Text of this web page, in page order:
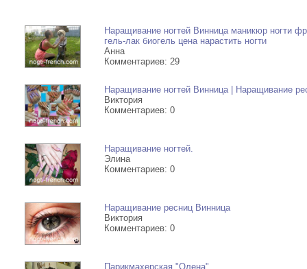
аппаратно-240 грн
Микродермабразия (лицо)
био лифтинг (лицо + шея)
Микродермабразия + био
490,00 грн.
Безигольная мезотерапия
Алмазная
УЗ-скрабе190 грн
Тело-холод терапия
Фотон-терапия-15 мин-
Наращивание ногтей Винница маникюр ногти
гель-лак биогель цена нарастить ногти
Анна
Комментариев: 29
Наращивание ногтей Винница | Наращивание
Виктория
Комментариев: 0
Наращивание ногтей.
Элина
Комментариев: 0
Наращивание ресниц Винница
Виктория
Комментариев: 0
Парикмахерская "Олена"